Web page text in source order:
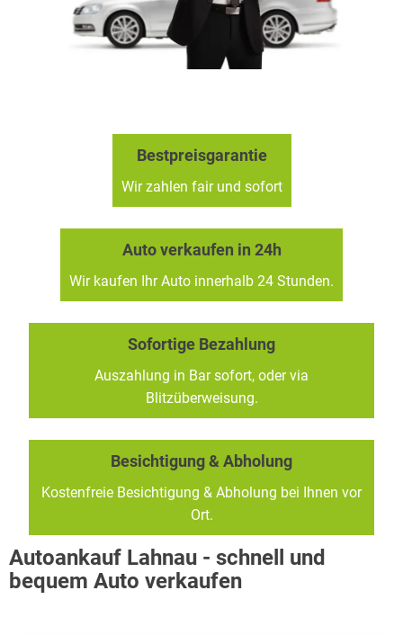
Bestpreisgarantie
Wir zahlen fair und sofort
Auto verkaufen in 24h
Wir kaufen Ihr Auto innerhalb 24 Stunden.
Sofortige Bezahlung
Auszahlung in Bar sofort, oder via
Blitzüberweisung.
Besichtigung & Abholung
Kostenfreie Besichtigung & Abholung bei Ihnen vor
Ort.
Autoankauf Lahnau - schnell und
bequem Auto verkaufen